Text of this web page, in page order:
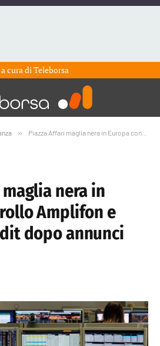
cura diTeleborsa
» Piazza Affari maglia nera in Europa con crollo Amplifon e rosso UniCredit dopo annunci M&A
nera in
Amplifon e
dopo annunci